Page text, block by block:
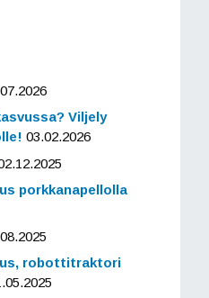
Viljely
03.02.2026
porkkanapellolla
robottitraktori